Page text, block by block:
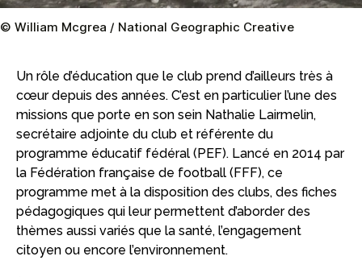
© William Mcgrea / National Geographic Creative
Un rôle d’éducation que le club prend d’ailleurs très à
cœur depuis des années. C’est en particulier l’une des
missions que porte en son sein Nathalie Lairmelin,
secrétaire adjointe du club et référente du
programme éducatif fédéral (PEF). Lancé en 2014 par
la Fédération française de football (FFF), ce
programme met à la disposition des clubs, des fiches
pédagogiques qui leur permettent d’aborder des
thèmes aussi variés que la santé, l’engagement
citoyen ou encore l’environnement.